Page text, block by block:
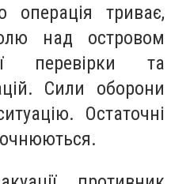
триває,
над островом
перевірки та
Сили оборони
Остаточні